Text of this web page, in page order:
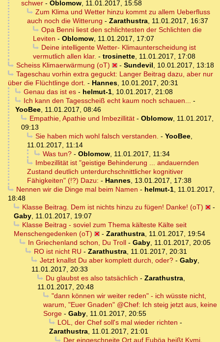
schwer - Oblomow, 11.01.2017, 15:58
Zum Klima und Wetter hinzu kommt zu allem Ueberfluss
auch noch die Witterung - Zarathustra, 11.01.2017, 16:37
Opa Benni liest den schlichtesten der Schlichten die
Leviten - Oblomow, 11.01.2017, 17:07
Deine intelligente Wetter- Klimaunterscheidung ist
vermutlich allen klar. - trosinette, 11.01.2017, 17:08
Scheiss Klimaerwärmung (oT)
- Sundevil, 10.01.2017, 13:18
Tageschau vorhin extra geguckt: Langer Beitrag dazu, aber nur
über die Flüchtlinge dort. - Hannes, 10.01.2017, 20:31
Genau das ist es- helmut-1, 10.01.2017, 21:08
Ich kann den Tagesscheiß echt kaum noch schauen... -
YooBee, 11.01.2017, 08:46
Empathie, Apathie und Imbezillität- Oblomow, 11.01.2017,
09:13
Sie haben mich wohl falsch verstanden. - YooBee,
11.01.2017, 11:14
Was tun?- Oblomow, 11.01.2017, 11:34
Imbezillität ist "geistige Behinderung ... andauernden
Zustand deutlich unterdurchschnittlicher kognitiver
Fähigkeiten" (!?) Dazu: - Hannes, 13.01.2017, 17:38
Nennen wir die Dinge mal beim Namen - helmut-1, 11.01.2017,
18:48
Klasse Beitrag. Dem ist nichts hinzu zu fügen! Danke! (oT)
-
Gaby, 11.01.2017, 19:07
Klasse Beitrag - soviel zum Thema kälteste Kälte seit
Menschengedenken (oT)
- Zarathustra, 11.01.2017, 19:54
In Griechenland schon, Du Troll- Gaby, 11.01.2017, 20:05
RO ist nicht RU - Zarathustra, 11.01.2017, 20:31
Jetzt knallst Du aber komplett durch, oder?- Gaby,
11.01.2017, 20:33
Du glaubst es also tatsächlich - Zarathustra,
11.01.2017, 20:48
"dann können wir weiter reden" - ich wüsste nicht,
warum, "Euer Gnaden" @Chef: Ich steig jetzt aus, keine
Sorge - Gaby, 11.01.2017, 20:55
LOL, der Chef soll's mal wieder richten -
Zarathustra, 11.01.2017, 21:01
Der eingeschneite Ort auf Euböa heißt Kymi.